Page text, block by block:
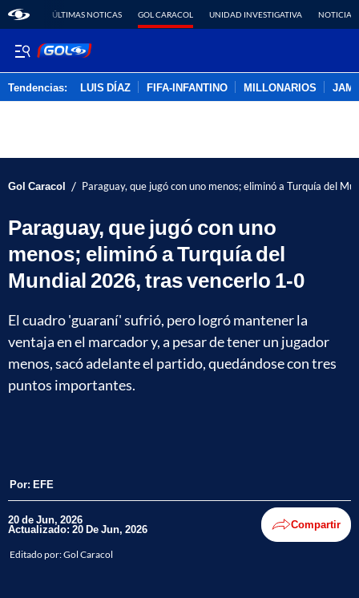
ÚLTIMAS NOTICAS GOL CARACOL UNIDAD INVESTIGATIVA NOTICIAS
Tendencias: LUIS DÍAZ FIFA-INFANTINO MILLONARIOS
Gol Caracol / Paraguay, que jugó con uno menos; eliminó a Turquía del
Paraguay, que jugó con uno
menos; eliminó a Turquía del
Mundial 2026, tras vencerlo 1-0
El cuadro 'guaraní' sufrió, pero logró mantener la
ventaja en el marcador y, a pesar de tener un jugador
menos, sacó adelante el partido, quedándose con tres
puntos importantes.
Por: EFE
20 de Jun, 2026
Actualizado: 20 De Jun, 2026 Compartir
Editado por:Gol Caracol